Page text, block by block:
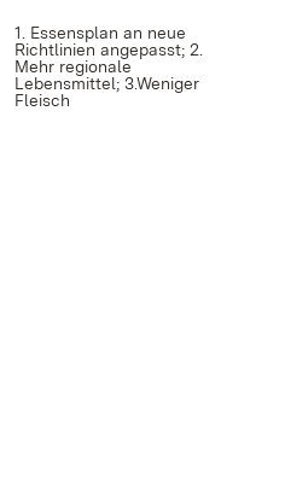
1. Essensplan an neue
Richtlinien angepasst; 2.
Mehr regionale
Lebensmittel; 3.Weniger
Fleisch